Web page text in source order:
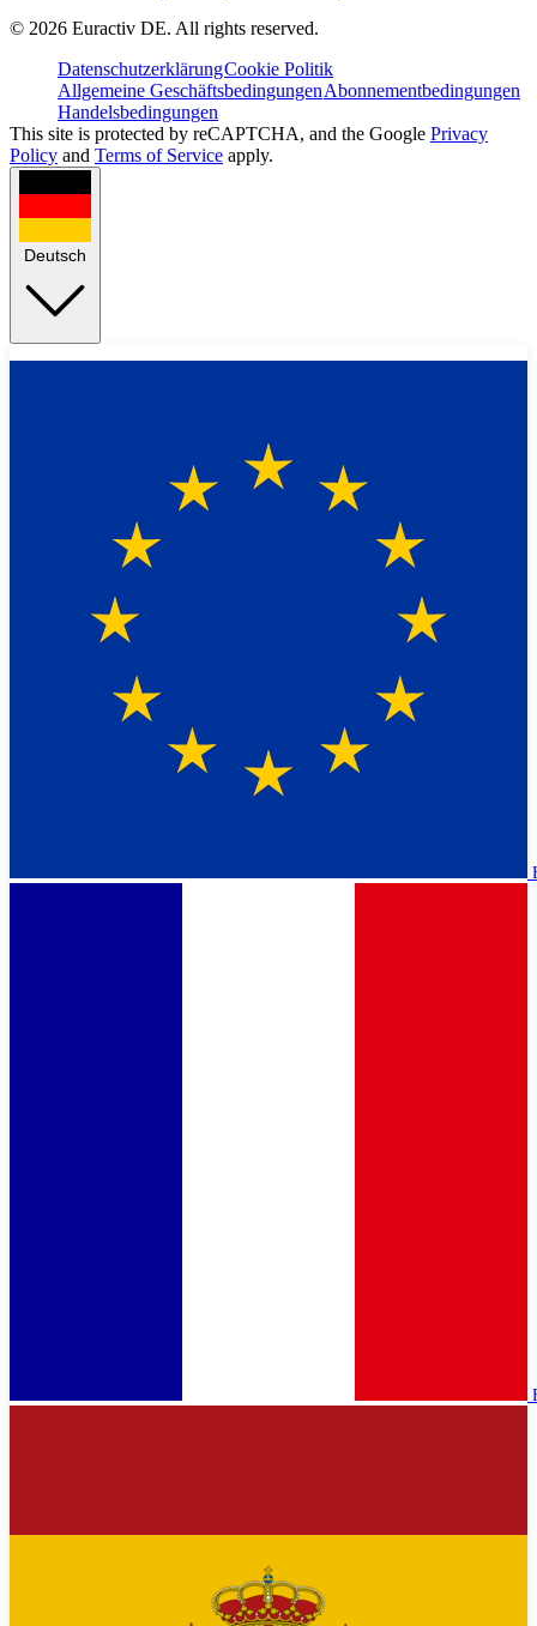
© 2026 Euractiv DE. All rights reserved.
DatenschutzerklärungCookie Politik
Allgemeine GeschäftsbedingungenAbonnementbedingungen
Handelsbedingungen
This site is protected by reCAPTCHA, and the Google Privacy
Policy and Terms of Service apply.
Deutsch